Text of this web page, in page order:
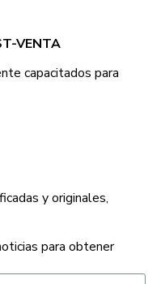
VENTA
capacitados para
y originales,
para obtener